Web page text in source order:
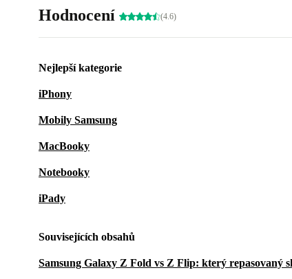
Hodnocení (4.6)
Nejlepší kategorie
iPhony
Mobily Samsung
MacBooky
Notebooky
iPady
Souvisejících obsahů
Samsung Galaxy Z Fold vs Z Flip: který repasovaný